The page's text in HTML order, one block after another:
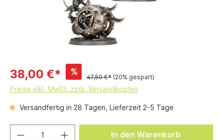
38,00 €* %
47,50 €* (20% gespart)
Preise inkl. MwSt. zzgl. Versandkosten
Versandfertig in 28 Tagen, Lieferzeit 2-5 Tage
In den Warenkorb